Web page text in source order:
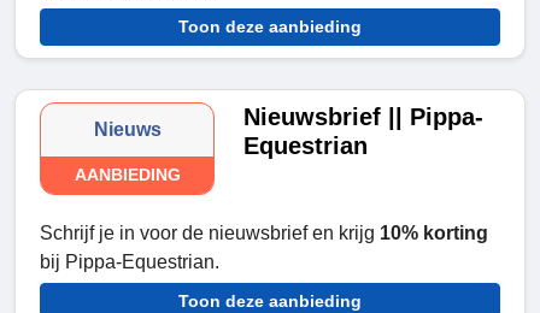
Toon deze aanbieding
Nieuws
AANBIEDING
Nieuwsbrief || Pippa-
Equestrian
Schrijf je in voor de nieuwsbrief en krijg 10% korting
bij Pippa-Equestrian.
Toon deze aanbieding